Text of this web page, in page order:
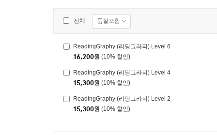
전체 품절포함
ReadingGraphy (리딩그라피) Level 6
16,200원 (10% 할인)
ReadingGraphy (리딩그라피) Level 4
15,300원 (10% 할인)
ReadingGraphy (리딩그라피) Level 2
15,300원 (10% 할인)